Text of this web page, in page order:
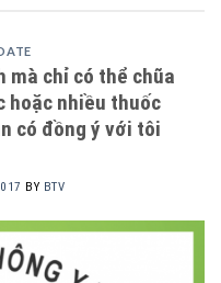
mà chỉ có thể chũa
hoặc nhiều thuốc
có đồng ý với tôi
BY BTV